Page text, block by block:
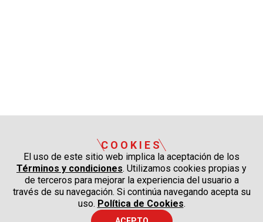
COOKIES
El uso de este sitio web implica la aceptación de los
Términos y condiciones. Utilizamos cookies propias y
de terceros para mejorar la experiencia del usuario a
través de su navegación. Si continúa navegando acepta su
uso. Política de Cookies.